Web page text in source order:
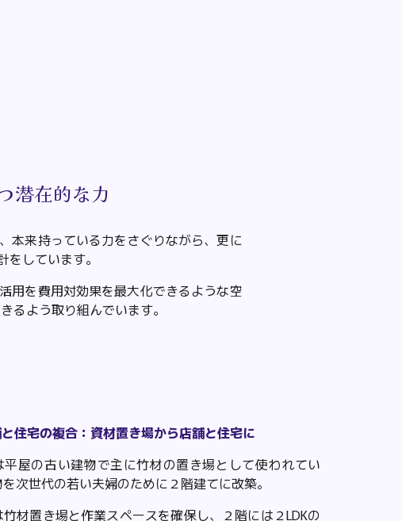
潜在的な力
本来持っている力をさぐりながら、更に
しています。
用を費用対効果を最大化できるような空
るよう取り組んでいます。
住宅の複合：資材置き場から店舗と住宅に
平屋の古い建物で主に竹材の置き場として使われてい
次世代の若い夫婦のために２階建てに改築。
竹材置き場と作業スペースを確保し、２階には２LDKの